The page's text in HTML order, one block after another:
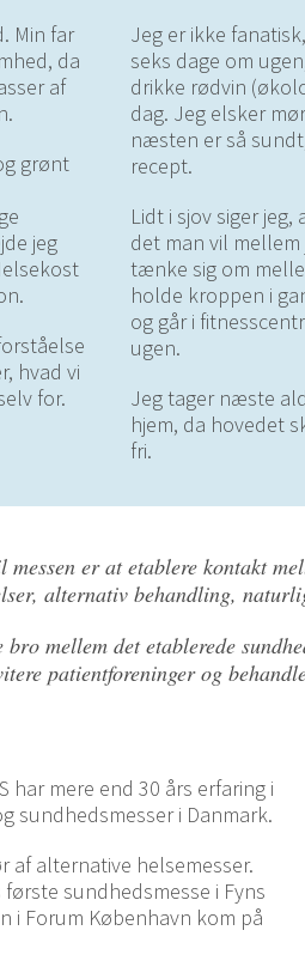
Min far
da
af
grønt
jeg
hvad vi
for.
Jeg er ikke
seks dage om
drikke rødvin
dag. Jeg elsker
næsten er så
recept.
Lidt i sjov siger
det man vil
tænke sig om
holde kroppen i
og går i
ugen.
Jeg tager næste
hjem, da hovedet
fri.
er at etablere kontakt
alternativ behandling,
mellem det etablerede
patientforeninger og
har mere end 30 års erfaring i
sundhedsmesser i Danmark.
af alternative helsemesser.
sundhedsmesse i Fyns
i Forum København kom på